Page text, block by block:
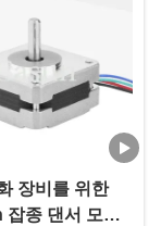
장비를 위한
잡종 댄서 모터